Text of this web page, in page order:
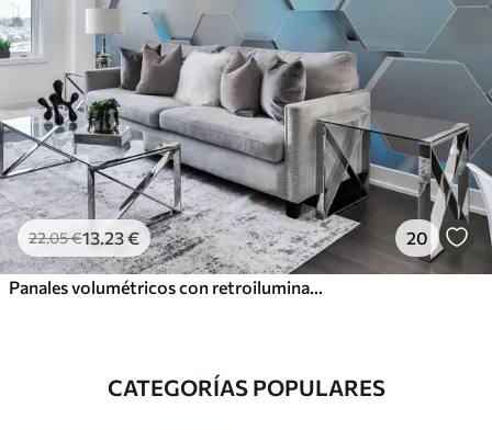
22.05€13.23€ 20
CATEGORÍAS POPULARES